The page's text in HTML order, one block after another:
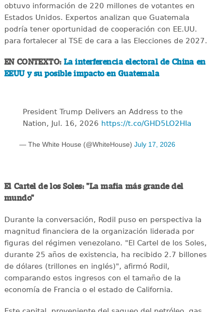
obtuvo información de 220 millones de votantes en
Estados Unidos. Expertos analizan que Guatemala
podría tener oportunidad de cooperación con EE.UU.
para fortalecer al TSE de cara a las Elecciones de 2027.
EN CONTEXTO:La interferencia electoral de China en
EEUU y su posible impacto en Guatemala
President Trump Delivers an Address to the
Nation, Jul. 16, 2026 https://t.co/GHD5LO2HIa
— The White House (@WhiteHouse) July 17, 2026
El Cartel de los Soles: "La mafia más grande del
mundo"
Durante la conversación, Rodil puso en perspectiva la
magnitud financiera de la organización liderada por
figuras del régimen venezolano. "El Cartel de los Soles,
durante 25 años de existencia, ha recibido 2.7 billones
de dólares (trillones en inglés)", afirmó Rodil,
comparando estos ingresos con el tamaño de la
economía de Francia o el estado de California.